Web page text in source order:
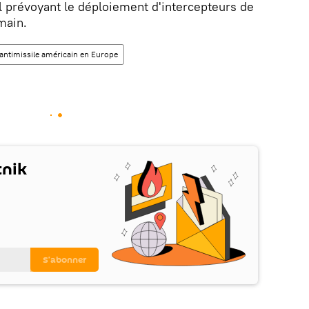
le déploiement d'intercepteurs de
américain en Europe